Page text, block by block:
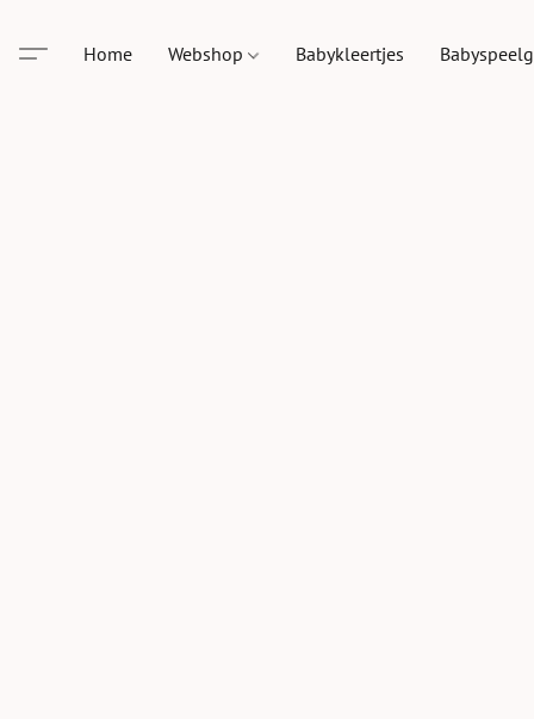
Home Webshop Babykleertjes